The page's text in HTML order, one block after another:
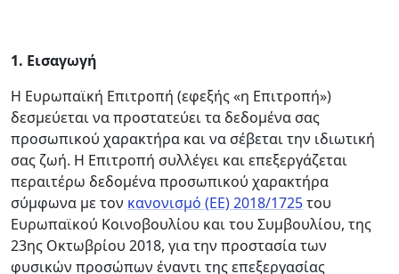
1. Εισαγωγή
Η Ευρωπαϊκή Επιτροπή (εφεξής «η Επιτροπή»)
δεσμεύεται να προστατεύει τα δεδομένα σας
προσωπικού χαρακτήρα και να σέβεται την ιδιωτική
σας ζωή. Η Επιτροπή συλλέγει και επεξεργάζεται
περαιτέρω δεδομένα προσωπικού χαρακτήρα
σύμφωνα με τον κανονισμό (ΕΕ) 2018/1725του
Ευρωπαϊκού Κοινοβουλίου και του Συμβουλίου, της
23ης Οκτωβρίου 2018, για την προστασία των
φυσικών προσώπων έναντι της επεξεργασίας